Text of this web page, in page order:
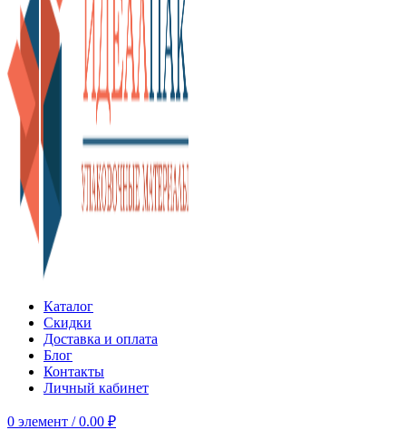
Каталог
Скидки
Доставка и оплата
Блог
Контакты
Личный кабинет
0 элемент / 0.00 ₽